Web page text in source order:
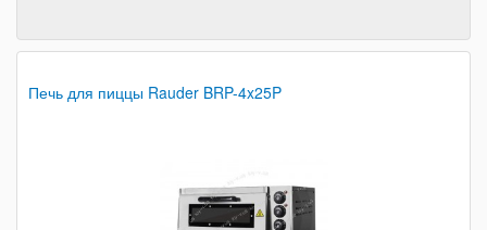
Печь для пиццы Rauder BRP-4x25P